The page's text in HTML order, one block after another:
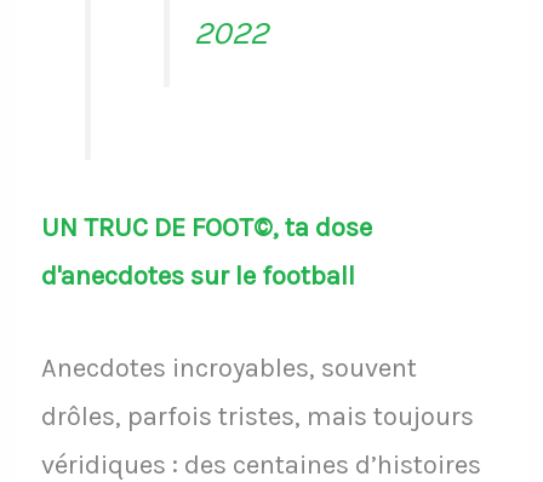
2022
UN TRUC DE FOOT©, ta dose
d'anecdotes sur le football
Anecdotes incroyables, souvent
drôles, parfois tristes, mais toujours
véridiques : des centaines d’histoires